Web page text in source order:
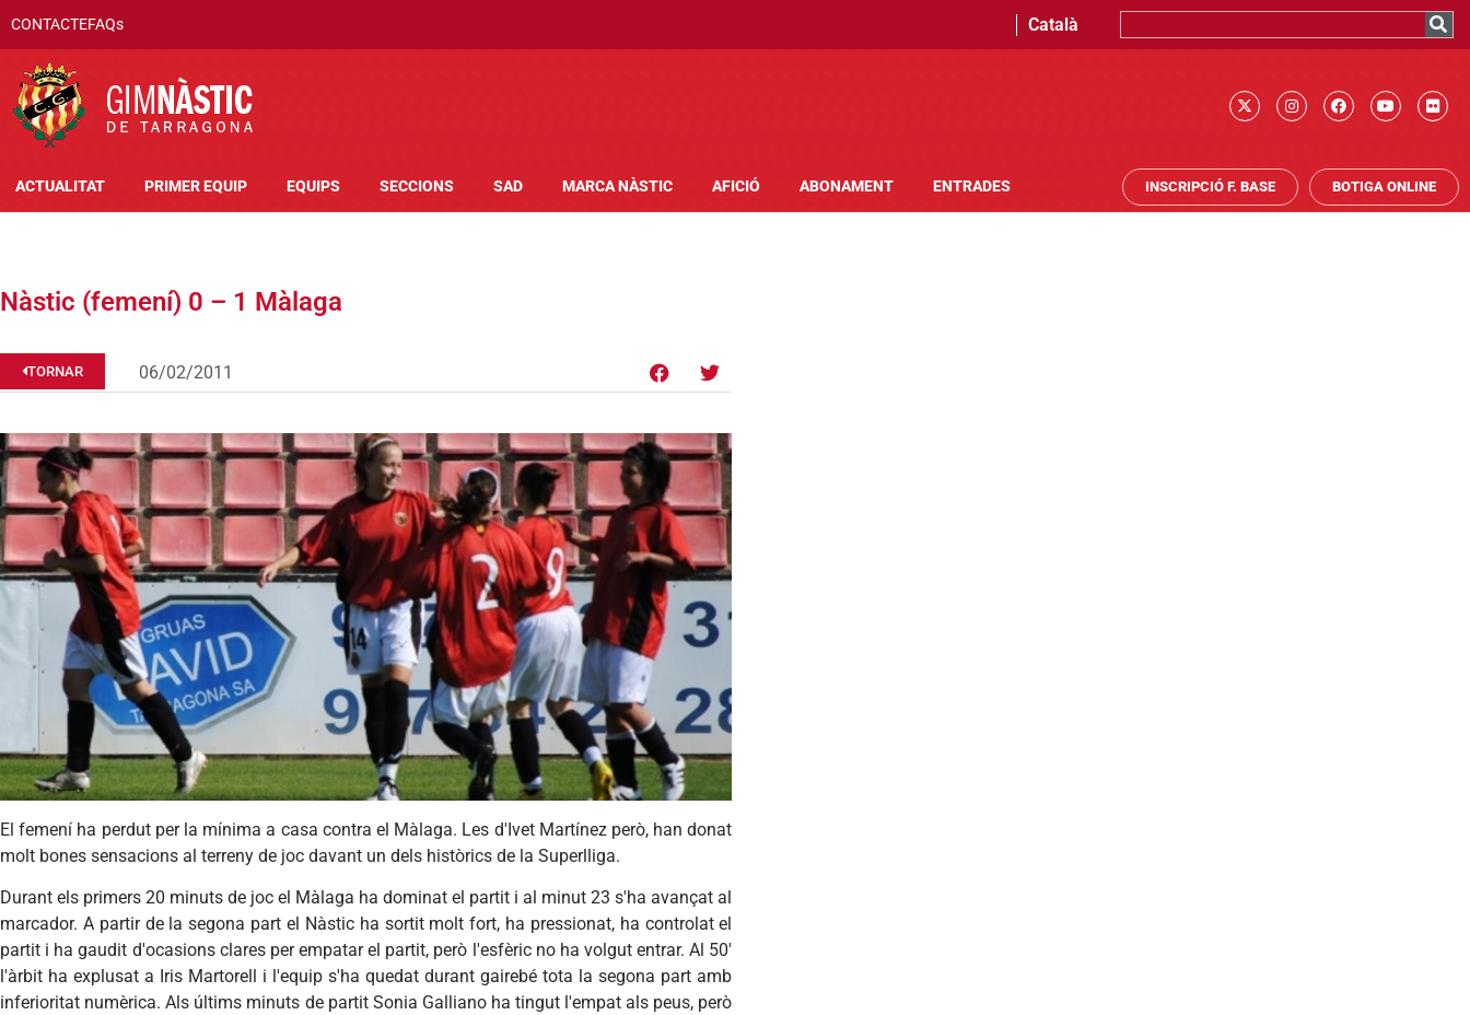
CONTACTEFAQs Català
ACTUALITAT PRIMER EQUIP EQUIPS SECCIONS SAD MARCA NÀSTIC AFICIÓ ABONAMENT ENTRADES INSCRIPCIÓ F. BASE BOTIGA ONLINE
Nàstic (femení) 0 – 1 Màlaga
TORNAR 06/02/2011
El femení ha perdut per la mínima a casa contra el Màlaga. Les d'Ivet Martínez però, han donat
molt bones sensacions al terreny de joc davant un dels històrics de la Superlliga.
Durant els primers 20 minuts de joc el Màlaga ha dominat el partit i al minut 23 s'ha avançat al
marcador. A partir de la segona part el Nàstic ha sortit molt fort, ha pressionat, ha controlat el
partit i ha gaudit d'ocasions clares per empatar el partit, però l'esfèric no ha volgut entrar. Al 50'
l'àrbit ha explusat a Iris Martorell i l'equip s'ha quedat durant gairebé tota la segona part amb
inferioritat numèrica. Als últims minuts de partit Sonia Galliano ha tingut l'empat als peus, però